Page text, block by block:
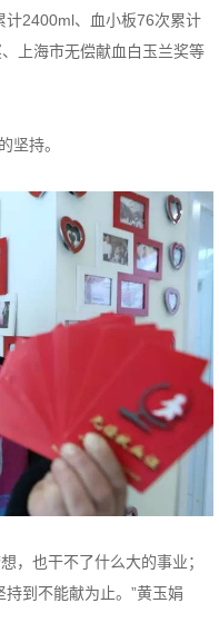
2400ml、血小板76次累计
上海市无偿献血白玉兰奖等
持。
也干不了什么大的事业；
到不能献为止。”黄玉娟